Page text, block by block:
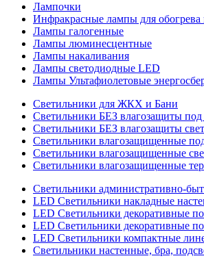
Лампочки
Инфракрасные лампы для
Лампы галогенные
Лампы люминесцентные
Лампы накаливания
Лампы светодиодные LED
Лампы Ультафиолетовые
Светильники для ЖКХ и Бани
Светильники БЕЗ влагозащиты
Светильники БЕЗ влагозащиты
Светильники влагозащищенные
Светильники влагозащищенные
Светильники влагозащищенные
Светильники административно-
LED Cветильники накладные
LED Светильники
LED Светильники декоративные
LED Светильники компактные
Светильники настенные, бра,